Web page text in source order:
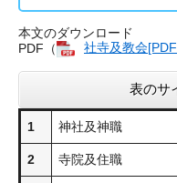
本文のダウンロード
PDF（
社寺及教会
表のサ
1 神社及神職
2 寺院及住職